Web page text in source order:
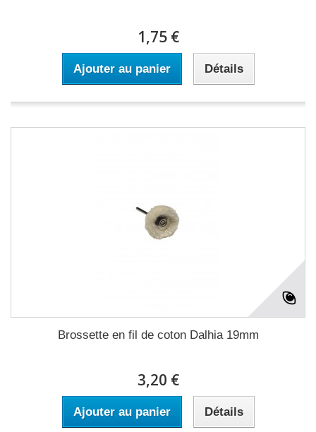
1,75 €
Ajouter au panier Détails
Brossette en fil de coton Dalhia 19mm
3,20 €
Ajouter au panier Détails